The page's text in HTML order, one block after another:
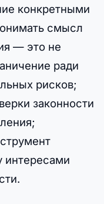
конкретными
смысл
— это не
ради
рисков;
законности
интересами